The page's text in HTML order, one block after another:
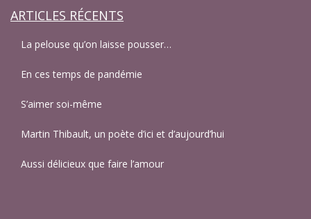
ARTICLES RÉCENTS
La pelouse qu’on laisse pousser…
En ces temps de pandémie
S’aimer soi-même
Martin Thibault, un poète d’ici et d’aujourd’hui
Aussi délicieux que faire l’amour